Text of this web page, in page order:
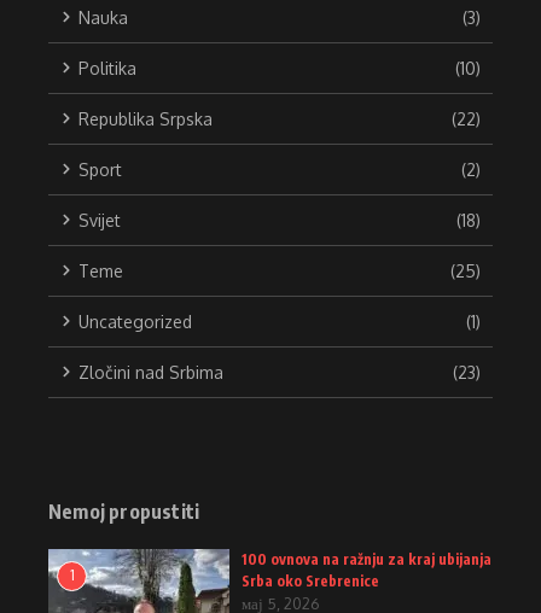
Nauka (3)
Politika (10)
Republika Srpska (22)
Sport (2)
Svijet (18)
Teme (25)
Uncategorized (1)
Zločini nad Srbima (23)
Nemoj propustiti
1
100 ovnova na ražnju za kraj ubijanja
Srba oko Srebrenice
мај 5, 2026